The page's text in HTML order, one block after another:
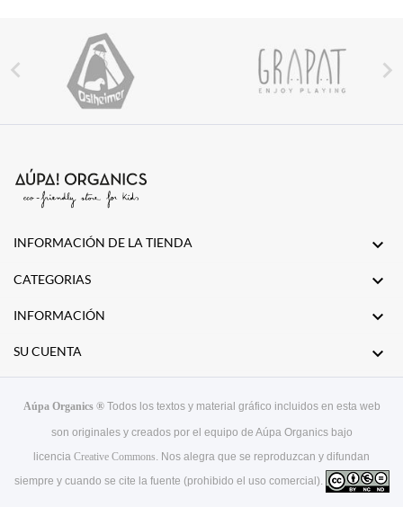
 
INFORMACIÓN DE LA TIENDA 
CATEGORIAS 
INFORMACIÓN 
SU CUENTA 
Aúpa Organics ® Todos los textos y material gráfico incluidos en esta web
son originales y creados por el equipo de Aúpa Organics bajo
licencia Creative Commons . Nos alegra que se reproduzcan y difundan
siempre y cuando se cite la fuente (prohibido el uso comercial).